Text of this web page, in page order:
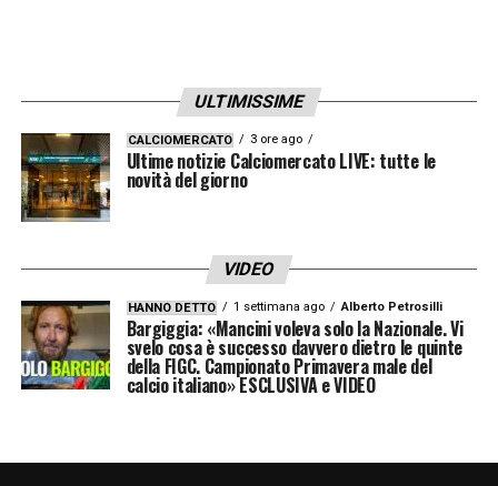
LA PLAYLIST DELLE NOSTRE TOP NEWS
ULTIMISSIME
CALCIOMERCATO 3 ore ago
Ultime notizie Calciomercato LIVE: tutte le
novità del giorno
VIDEO
HANNO DETTO 1 settimana ago Alberto Petrosilli
Bargiggia: «Mancini voleva solo la Nazionale. Vi
svelo cosa è successo davvero dietro le quinte
della FIGC. Campionato Primavera male del
calcio italiano» ESCLUSIVA e VIDEO